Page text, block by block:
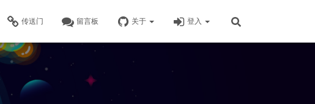
传送门 留言板 关于 登入